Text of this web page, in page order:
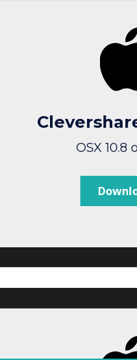
OSX 10.8